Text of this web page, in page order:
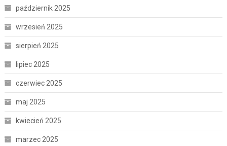
październik 2025
wrzesień 2025
sierpień 2025
lipiec 2025
czerwiec 2025
maj 2025
kwiecień 2025
marzec 2025